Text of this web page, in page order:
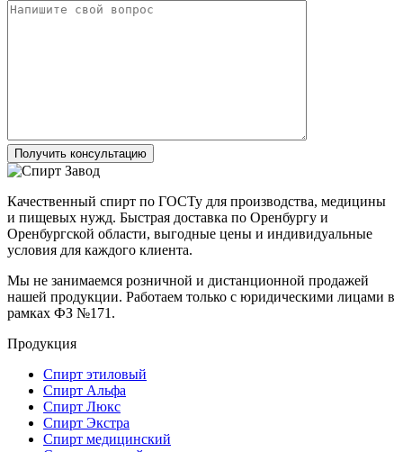
Получить консультацию
Качественный спирт по ГОСТу для производства, медицины
и пищевых нужд. Быстрая доставка по Оренбургу и
Оренбургской области, выгодные цены и индивидуальные
условия для каждого клиента.
Мы не занимаемся розничной и дистанционной продажей
нашей продукции. Работаем только с юридическими лицами в
рамках ФЗ №171.
Продукция
Спирт этиловый
Спирт Альфа
Спирт Люкс
Спирт Экстра
Спирт медицинский